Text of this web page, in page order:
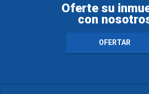
Oferte su
con
OFERTAR